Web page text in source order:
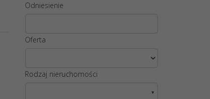
Odniesienie
Oferta
Rodzaj nieruchomości
▼